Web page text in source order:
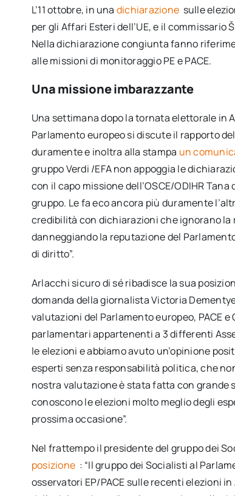
L’11 ottobre, in una dichiarazione sulle
per gli Affari Esteri dell’UE, e il
Nella dichiarazione congiunta fanno
alle missioni di monitoraggio PE e PACE.
Una missione imbarazzante
Una settimana dopo la tornata elettorale in
Parlamento europeo si discute il rapporto
duramente e inoltra alla stampa un
gruppo Verdi /EFA non appoggia le
con il capo missione dell’OSCE/ODIHR
gruppo. Le fa eco ancora più duramente
credibilità con dichiarazioni che ignorano la
danneggiando la reputazione del
di diritto”.
Arlacchi sicuro di sé ribadisce la sua
domanda della giornalista Victoria
valutazioni del Parlamento europeo, PACE e
parlamentari appartenenti a 3 differenti
le elezioni e abbiamo avuto un’opinione
esperti senza responsabilità politica, che
nostra valutazione è stata fatta con grande
conoscono le elezioni molto meglio degli
prossima occasione”.
Nel frattempo il presidente del gruppo dei
posizione : “Il gruppo dei Socialisti al
osservatori EP/PACE sulle recenti elezioni